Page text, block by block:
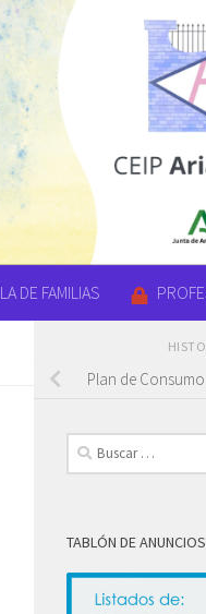
DE FAMILIAS
Plan de
Buscar:
TABLÓN DE ANUNCIOS